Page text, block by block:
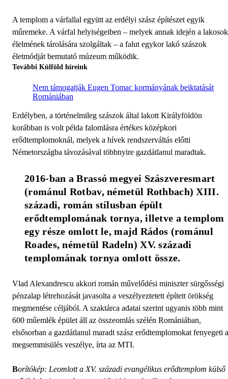
A templom a várfallal együtt az erdélyi szász építészet egyik
műremeke. A várfal helyiségeiben – melyek annak idején a lakosok
élelmének tárolására szolgáltak – a falut egykor lakó szászok
életmódját bemutató múzeum működik.
További Külföld híreink
Nem támogatják Eugen Tomac kormányának beiktatását
Romániában
Erdélyben, a történelmileg szászok által lakott Királyföldön
korábban is volt példa falomlásra értékes középkori
erődtemplomoknál, melyek a hívek rendszerváltás előtti
Németországba távozásával többnyire gazdátlanul maradtak.
2016-ban a Brassó megyei Szászveresmart
(románul Rotbav, németül Rothbach) XIII.
századi, román stílusban épült
erődtemplomának tornya, illetve a templom
egy része omlott le, majd Rádos (románul
Roades, németül Radeln) XV. századi
templomának tornya omlott össze.
Vlad Alexandrescu akkori román művelődési miniszter sürgősségi
pénzalap létrehozását javasolta a veszélyeztetett épített örökség
megmentése céljából. A szaktárca adatai szerint ugyanis több mint
600 műemlék épület áll az összeomlás szélén Romániában,
elsősorban a gazdátlanul maradt szász erődtemplomokat fenyegeti a
megsemmisülés veszélye, írta az MTI.
Borítókép: Leomlott a XV. századi evangélikus erődtemplom külső